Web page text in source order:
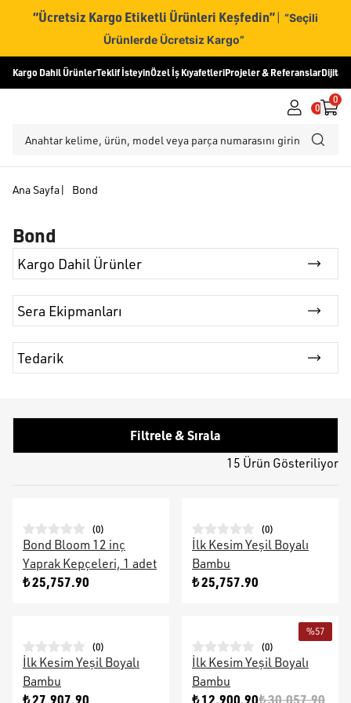
“Ücretsiz Kargo Etiketli Ürünleri Keşfedin” | “Seçili
Ürünlerde Ücretsiz Kargo”
Kargo Dahil ÜrünlerTeklif İsteyinÖzel İş KıyafetleriProjeler & ReferanslarDijital
0
0
Ana Sayfa| Bond
Bond
Kargo Dahil Ürünler
Sera Ekipmanları
Tedarik
Filtrele & Sırala
15 Ürün Gösteriliyor
(0)
Bond Bloom 12 inç
Yaprak Kepçeleri, 1 adet
₺ 25,757.90
(0)
İlk Kesim Yeşil Boyalı
Bambu
₺ 25,757.90
(0)
İlk Kesim Yeşil Boyalı
Bambu
₺ 27,907.90
%57
(0)
İlk Kesim Yeşil Boyalı
Bambu
₺ 12,900.90₺ 30,057.90